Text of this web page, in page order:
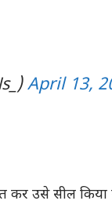
April 13,
कर उसे सील